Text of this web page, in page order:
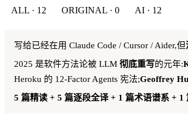
ALL · 12 ORIGINAL · 0 AI · 12
写给已经在用 Claude Code / Cursor / Aider,但
2025 是软件方法论被 LLM 彻底重写的元年:
Heroku 的 12-Factor Agents 宪法;Geoffrey
5 篇精读 + 5 篇逐段全译 + 1 篇术语谱系 + 1